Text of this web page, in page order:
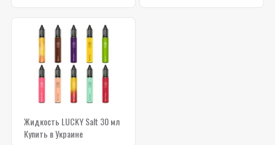
Жидкость LUCKY Salt 30 мл
Купить в Украине